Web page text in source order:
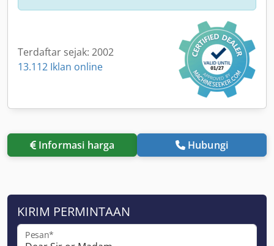
Terdaftar sejak: 2002
13.112 Iklan online
Informasi harga Hubungi
KIRIM PERMINTAAN
Pesan*